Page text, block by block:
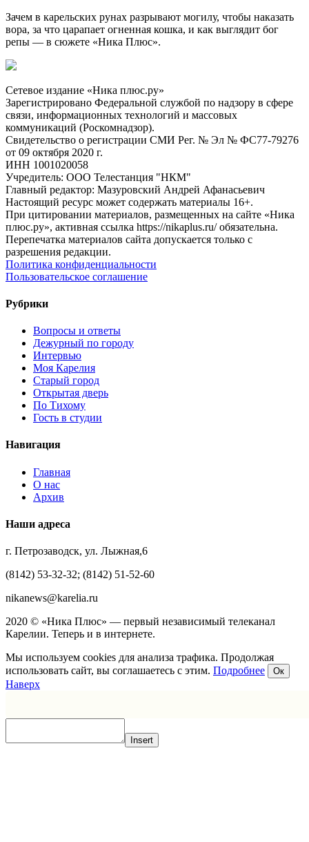
Зачем в карельских рунах разрывают могилу, чтобы наказать
вора, за что царапает огненная кошка, и как выглядит бог
репы — в сюжете «Ника Плюс».
Сетевое издание «Ника плюс.ру»
Зарегистрировано Федеральной службой по надзору в сфере
связи, информационных технологий и массовых
коммуникаций (Роскомнадзор).
Свидетельство о регистрации СМИ Рег. № Эл № ФС77-79276
от 09 октября 2020 г.
ИНН 1001020058
Учредитель: ООО Телестанция "НКМ"
Главный редактор: Мазуровский Андрей Афанасьевич
Настоящий ресурс может содержать материалы 16+.
При цитировании материалов, размещенных на сайте «Ника
плюс.ру», активная ссылка https://nikaplus.ru/ обязательна.
Перепечатка материалов сайта допускается только с
разрешения редакции.
Политика конфиденциальности
Пользовательское соглашение
Рубрики
Вопросы и ответы
Дежурный по городу
Интервью
Моя Карелия
Старый город
Открытая дверь
По Тихому
Гость в студии
Навигация
Главная
О нас
Архив
Наши адреса
г. Петрозаводск, ул. Лыжная,6
(8142) 53-32-32; (8142) 51-52-60
nikanews@karelia.ru
2020 © «Ника Плюс» — первый независимый телеканал
Карелии. Теперь и в интернете.
Мы используем cookies для анализа трафика. Продолжая
использовать сайт, вы соглашаетесь с этим. Подробнее Ок
Наверх
Insert